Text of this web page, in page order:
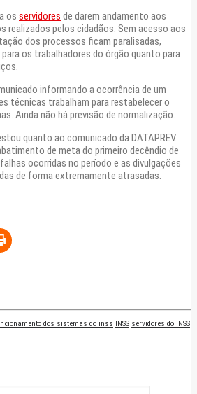
os servidores de darem andamento aos
realizados pelos cidadãos. Sem acesso aos
dos processos ficam paralisadas,
os trabalhadores do órgão quanto para
informando a ocorrência de um
técnicas trabalham para restabelecer o
Ainda não há previsão de normalização.
quanto ao comunicado da DATAPREV.
de meta do primeiro decêndio de
ocorridas no período e as divulgações
de forma extremamente atrasadas.
dos sistemas do inss INSS servidores do INSS